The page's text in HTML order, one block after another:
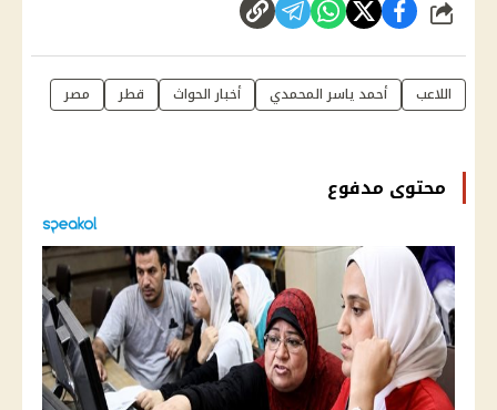
شارك
اللاعب أحمد ياسر المحمدي أخبار الحواث قطر مصر
محتوى مدفوع